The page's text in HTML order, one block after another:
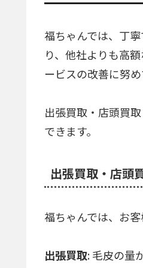
福ちゃんでは、丁
り、他社よりも高
ービスの改善に努め
出張買取・店頭買
できます。
出張買取・店頭
福ちゃんでは、お
出張買取: 毛皮の量